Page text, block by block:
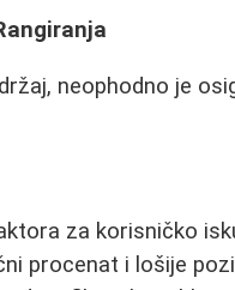
neophodno je
za korisničko
procenat i lošije